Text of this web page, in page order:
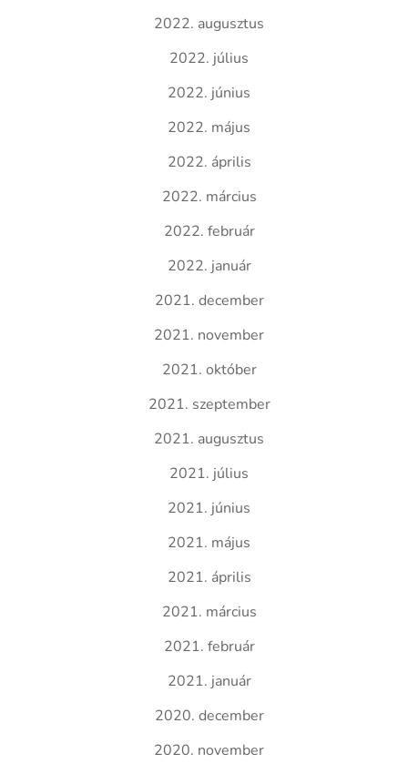
2022. augusztus
2022. július
2022. június
2022. május
2022. április
2022. március
2022. február
2022. január
2021. december
2021. november
2021. október
2021. szeptember
2021. augusztus
2021. július
2021. június
2021. május
2021. április
2021. március
2021. február
2021. január
2020. december
2020. november